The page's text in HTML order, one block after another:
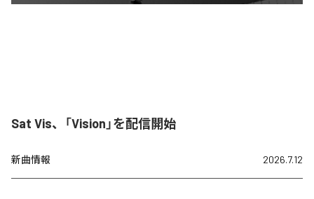
Sat Vis、「Vision」を配信開始
新曲情報 2026.7.12